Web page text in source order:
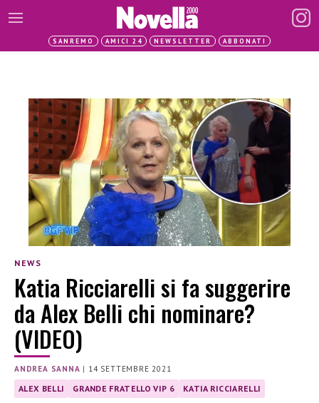
SANREMO AMICI 24 NEWSLETTER ABBONATI
NEWS
Katia Ricciarelli si fa suggerire
da Alex Belli chi nominare?
(VIDEO)
ANDREA SANNA | 14 SETTEMBRE 2021
ALEX BELLI GRANDE FRATELLO VIP 6 KATIA RICCIARELLI